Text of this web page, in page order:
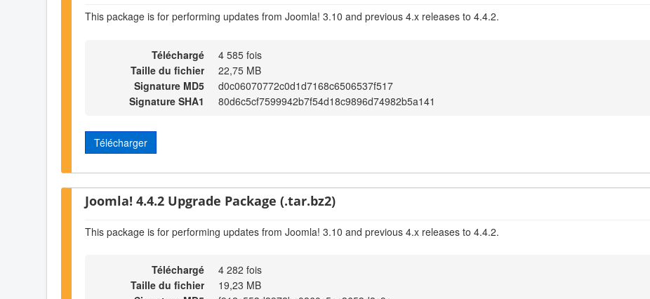
This package is for performing updates from Joomla! 3.10 and previous 4.x releases to 4.4.2.
Téléchargé
4 585 fois
Taille du fichier
22,75 MB
Signature MD5
d0c06070772c0d1d7168c6506537f517
Signature SHA1
80d6c5cf7599942b7f54d18c9896d74982b5a141
Télécharger
Joomla! 4.4.2 Upgrade Package (.tar.bz2)
This package is for performing updates from Joomla! 3.10 and previous 4.x releases to 4.4.2.
Téléchargé
4 282 fois
Taille du fichier
19,23 MB